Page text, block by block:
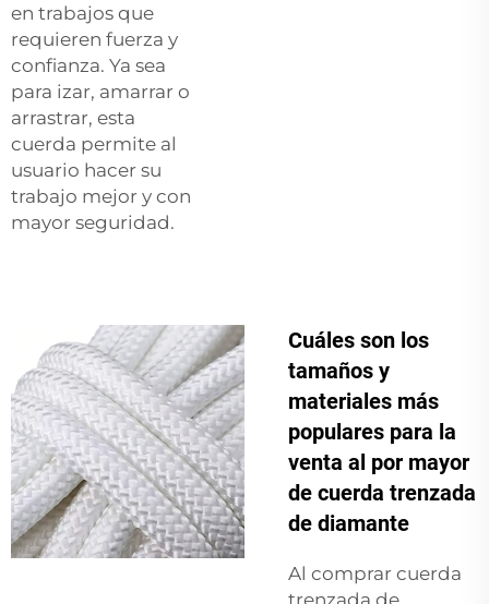
en trabajos que
requieren fuerza y
confianza. Ya sea
para izar, amarrar o
arrastrar, esta
cuerda permite al
usuario hacer su
trabajo mejor y con
mayor seguridad.
Cuáles son los
tamaños y
materiales más
populares para la
venta al por mayor
de cuerda trenzada
de diamante
Al comprar cuerda
trenzada de